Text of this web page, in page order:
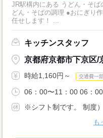
JR駅構内にある うどん・そば
どん・そばの調理 ●おにぎり作
任せします！ ...
キッチンスタッフ
京都府京都市下京区/
時給1,160円～ 交通費一
06：00〜11：00 06：
※シフト制です。 制度
も